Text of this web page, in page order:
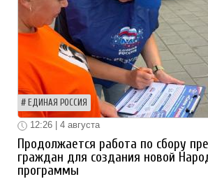
ЕДИНАЯ РОССИЯ
12:26 | 4 августа
Продолжается работа по сбору
граждан для создания новой
программы